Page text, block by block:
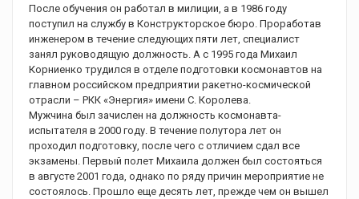
После обучения он работал в милиции, а в 1986 году
поступил на службу в Конструкторское бюро. Проработав
инженером в течение следующих пяти лет, специалист
занял руководящую должность. А с 1995 года Михаил
Корниенко трудился в отделе подготовки космонавтов на
главном российском предприятии ракетно-космической
отрасли – РКК «Энергия» имени С. Королева.
Мужчина был зачислен на должность космонавта-
испытателя в 2000 году. В течение полутора лет он
проходил подготовку, после чего с отличием сдал все
экзамены. Первый полет Михаила должен был состояться
в августе 2001 года, однако по ряду причин мероприятие не
состоялось. Прошло еще десять лет, прежде чем он вышел